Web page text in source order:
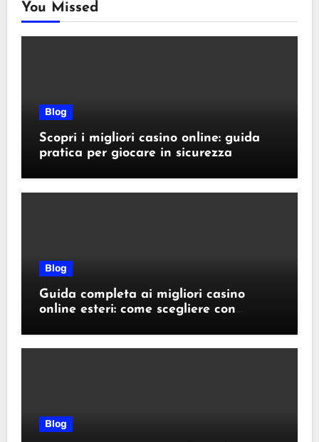
You Missed
Blog
Scopri i migliori casino online: guida
pratica per giocare in sicurezza
Blog
Guida completa ai migliori casino
online esteri: come scegliere con
Blog